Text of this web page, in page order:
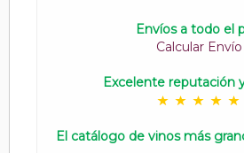
Envíos a todo el
Calcular Envío
Excelente reputación
El catálogo de vinos más